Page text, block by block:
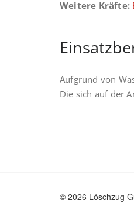
Weitere Kräfte:
Aufgrund von
Die sich auf der
© 2026 Löschzug